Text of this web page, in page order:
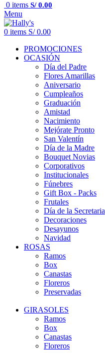
0 items S/0.00
Menu
0 items S/0.00
PROMOCIONES
OCASIÓN
Día del Padre
Flores Amarillas
Aniversario
Cumpleaños
Graduación
Amistad
Nacimiento
Mejórate Pronto
San Valentín
Día de la Madre
Bouquet Novias
Corporativos
Institucionales
Fúnebres
Gift Box - Packs
Frutales
Día de la Secretaria
Decoraciones
Desayunos
Navidad
ROSAS
Ramos
Box
Canastas
Floreros
Preservadas
GIRASOLES
Ramos
Box
Canastas
Floreros